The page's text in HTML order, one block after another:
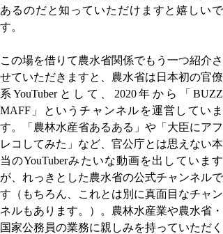
あるのだと知っていただけますと嬉しいで
す。
この場を借りて農水省関係でもう一つ紹介さ
せていただきますと、農水省は日本初の官僚
系YouTuberとして、2020年から「BUZZ
MAFF」というチャンネルを運営していま
す。「農林水産省あるある」や「大臣にアフ
レコしてみた」など、官公庁とは思えない本
当のYouTuberみたいな動画を出しています
が、れっきとした農水省の公式チャンネルで
す（もちろん、これとは別に真面目なチャン
ネルもあります。）。農林水産業や農水省・
国家公務員の業務に親しみを持っていただく